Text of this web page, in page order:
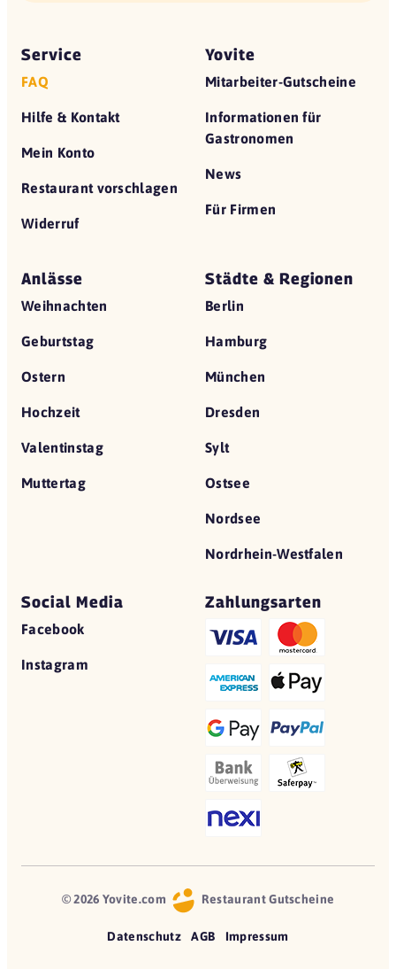
Service
FAQ
Hilfe & Kontakt
Mein Konto
Restaurant vorschlagen
Widerruf
Yovite
Mitarbeiter-Gutscheine
Informationen für
Gastronomen
News
Für Firmen
Anlässe
Weihnachten
Geburtstag
Ostern
Hochzeit
Valentinstag
Muttertag
Städte & Regionen
Berlin
Hamburg
München
Dresden
Sylt
Ostsee
Nordsee
Nordrhein-Westfalen
Social Media
Facebook
Instagram
Zahlungsarten
© 2026 Yovite.com Restaurant Gutscheine
Datenschutz AGB Impressum